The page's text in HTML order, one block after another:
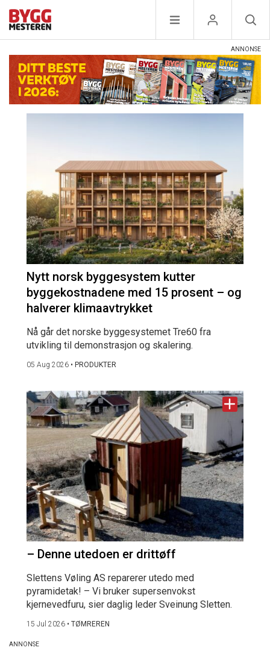
Nytt norsk byggesystem kutter
byggekostnadene med 15 prosent – og
halverer klimaavtrykket
Nå går det norske byggesystemet Tre60 fra
utvikling til demonstrasjon og skalering.
05 Aug 2026 • PRODUKTER
– Denne utedoen er drittøff
Slettens Vøling AS reparerer utedo med
pyramidetak! – Vi bruker supersenvokst
kjernevedfuru, sier daglig leder Sveinung Sletten.
15 Jul 2026 • TØMREREN